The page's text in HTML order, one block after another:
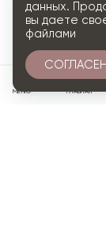
МЕНЮ ГЛАВНАЯ
данных.
вы даете
файлами
СОГЛАСЕН